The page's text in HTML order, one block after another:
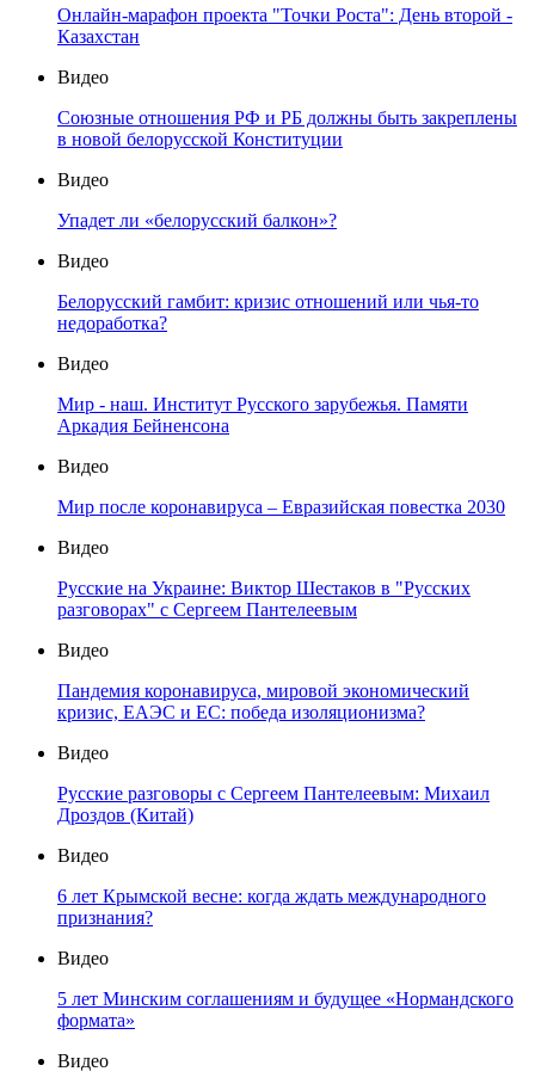
Онлайн-марафон проекта "Точки Роста": День второй -
Казахстан
Видео
Союзные отношения РФ и РБ должны быть закреплены
в новой белорусской Конституции
Видео
Упадет ли «белорусский балкон»?
Видео
Белорусский гамбит: кризис отношений или чья-то
недоработка?
Видео
Мир - наш. Институт Русского зарубежья. Памяти
Аркадия Бейненсона
Видео
Мир после коронавируса – Евразийская повестка 2030
Видео
Русские на Украине: Виктор Шестаков в "Русских
разговорах" с Сергеем Пантелеевым
Видео
Пандемия коронавируса, мировой экономический
кризис, ЕАЭС и ЕС: победа изоляционизма?
Видео
Русские разговоры с Сергеем Пантелеевым: Михаил
Дроздов (Китай)
Видео
6 лет Крымской весне: когда ждать международного
признания?
Видео
5 лет Минским соглашениям и будущее «Нормандского
формата»
Видео